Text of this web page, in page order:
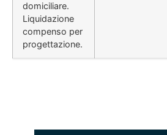
domiciliare.
Liquidazione
compenso per
progettazione.